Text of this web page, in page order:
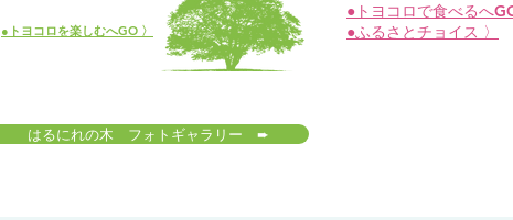
●トヨコロを楽しむへGO 〉
●トヨコロで食べるへ
​●ふるさとチョイス 〉
はるにれの木 フォトギャラリー ➨